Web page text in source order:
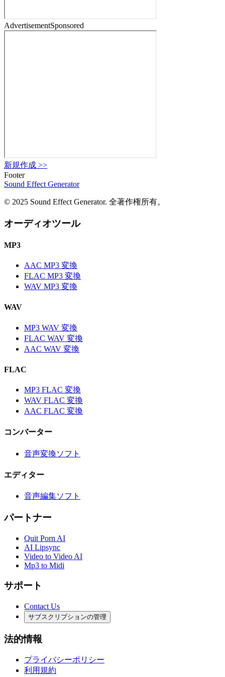
AdvertisementSponsored
新規作成 >>
Footer
Sound Effect Generator
© 2025 Sound Effect Generator. 全著作権所有。
オーディオツール
MP3
AAC MP3 変換
FLAC MP3 変換
WAV MP3 変換
WAV
MP3 WAV 変換
FLAC WAV 変換
AAC WAV 変換
FLAC
MP3 FLAC 変換
WAV FLAC 変換
AAC FLAC 変換
コンバーター
音声変換ソフト
エディター
音声編集ソフト
パートナー
Quit Porn AI
AI Lipsync
Video to Video AI
Mp3 to Midi
サポート
Contact Us
サブスクリプションの管理
法的情報
プライバシーポリシー
利用規約